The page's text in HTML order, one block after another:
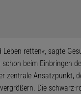
Leben retten«, sagte
schon beim Einbringen
zentrale Ansatzpunkt,
Die schwarz-